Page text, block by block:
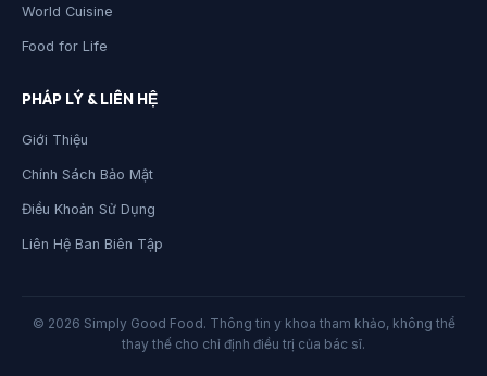
World Cuisine
Food for Life
PHÁP LÝ & LIÊN HỆ
Giới Thiệu
Chính Sách Bảo Mật
Điều Khoản Sử Dụng
Liên Hệ Ban Biên Tập
© 2026 Simply Good Food. Thông tin y khoa tham khảo, không thể
thay thế cho chỉ định điều trị của bác sĩ.